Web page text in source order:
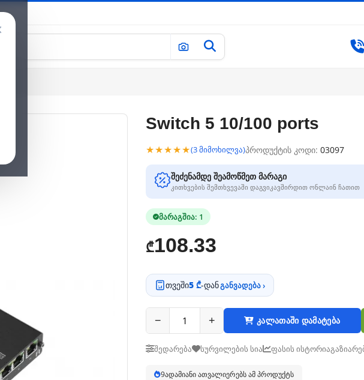
Switch 5 10/100 ports
★★★★★(3 მიმოხილვა)პროდუქტის კოდი: 03097
შეძენამდე შეამოწმეთ მარაგი
კითხვების შემთხვევაში დაგვიკავშირდით ონლაინ ჩათით
მარაგშია: 1
₾108.33
თვეში5 ₾-დანგანვადება ›
− + კალათაში დამატება
შედარება სურვილების სია ფასის ისტორია
9ადამიანი ათვალიერებს ამ პროდუქტს